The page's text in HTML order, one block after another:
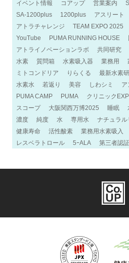
イベント情報 コアップ 営業案内
SA-1200plus
1200plus アスリート
アトラチャレンジ
TEAM EXPO 2025
YouTube
PUMA RUNNING HOUSE
アトライノベーションラボ
共同研究
水素
質問箱 水素吸入器 業務用
ミトコンドリア
りらくる 最新水素
水素水
若返り 美容 しわシミ
ア
PUMA CAMP
PUMA クリニック
スコープ
大阪関西万博2025 睡眠
濃度
純度 水 専用水
ナチュラ
健康寿命
活性酸素 業務用水素吸入
レスベラトロール
5ｰALA 第三者認証